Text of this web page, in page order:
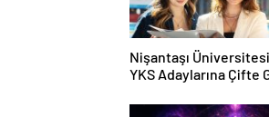
Nişantaşı
YKS Adaylarına Çifte